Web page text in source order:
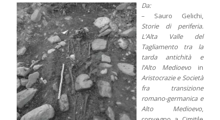
Da:
– Sauro Gelichi,
Storie di periferia.
L’Alta Valle del
Tagliamento tra la
tarda antichità e
l’Alto Medioevo in
Aristocrazie e Società
fra transizione
romano-germanica e
Alto Medioevo,